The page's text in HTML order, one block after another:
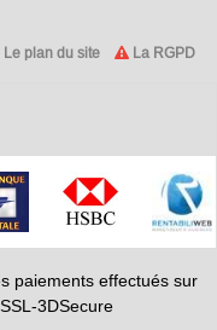
Le plan du site La RGPD
paiements effectués sur
3DSecure